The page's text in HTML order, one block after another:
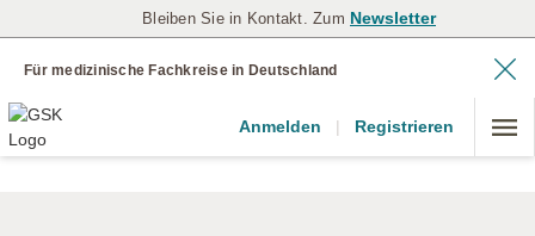
Bleiben Sie in Kontakt. Zum Newsletter
Für medizinische Fachkreise in Deutschland
Anmelden | Registrieren